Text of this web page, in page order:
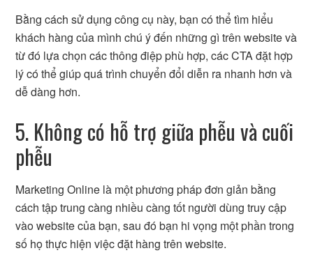
Bằng cách sử dụng công cụ này, bạn có thể tìm hiểu
khách hàng của mình chú ý đến những gì trên website và
từ đó lựa chọn các thông điệp phù hợp, các CTA đặt hợp
lý có thể giúp quá trình chuyển đổi diễn ra nhanh hơn và
dễ dàng hơn.
5. Không có hỗ trợ giữa phễu và cuối
phễu
Marketing Online là một phương pháp đơn giản bằng
cách tập trung càng nhiều càng tốt người dùng truy cập
vào website của bạn, sau đó bạn hi vọng một phần trong
số họ thực hiện việc đặt hàng trên website.